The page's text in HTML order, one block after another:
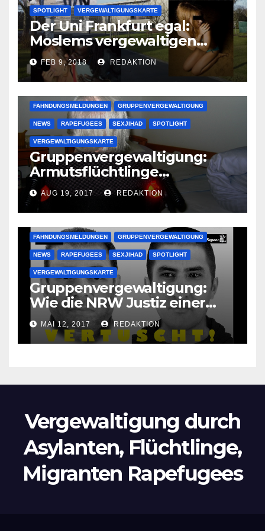
SPOTLIGHT VERGEWALTIGUNGSKARTE
Der Uni Frankfurt egal:
Moslems vergewaltigen
deutsche Studentinnen auf
Uni-Campus
FEB 9, 2018 REDAKTION
FAHNDUNGSMELDUNGEN GRUPPENVERGEWALTIGUNG
NEWS RAPEFUGEES SEXJIHAD SPOTLIGHT
VERGEWALTIGUNGSKARTE
Gruppenvergewaltigung:
Armutsflüchtlinge
vergewaltigen bettlägerige
Oma im Schlaf
krankenhausreif
AUG 19, 2017 REDAKTION
FAHNDUNGSMELDUNGEN GRUPPENVERGEWALTIGUNG
NEWS RAPEFUGEES SEXJIHAD SPOTLIGHT
VERGEWALTIGUNGSKARTE
Gruppenvergewaltigung:
Wie die NRW Justiz einer
Lokalzeitung verbietet diese
Bilder zu veröffentlichen
MAI 12, 2017 REDAKTION
Vergewaltigung durch
Asylanten, Flüchtlinge,
Migranten Rapefugees